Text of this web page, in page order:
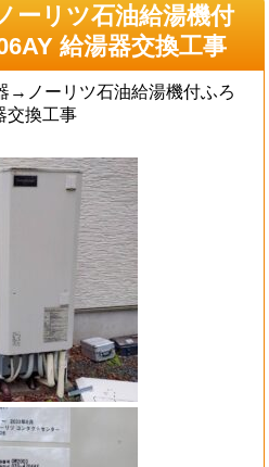
ーリツ石油給湯機付
給湯器交換工事
→ノーリツ石油給湯機付ふろ
交換工事